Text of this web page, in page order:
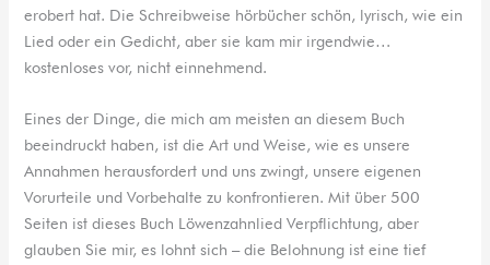
erobert hat. Die Schreibweise hörbücher schön, lyrisch, wie ein
Lied oder ein Gedicht, aber sie kam mir irgendwie…
kostenloses vor, nicht einnehmend.
Eines der Dinge, die mich am meisten an diesem Buch
beeindruckt haben, ist die Art und Weise, wie es unsere
Annahmen herausfordert und uns zwingt, unsere eigenen
Vorurteile und Vorbehalte zu konfrontieren. Mit über 500
Seiten ist dieses Buch Löwenzahnlied Verpflichtung, aber
glauben Sie mir, es lohnt sich – die Belohnung ist eine tief